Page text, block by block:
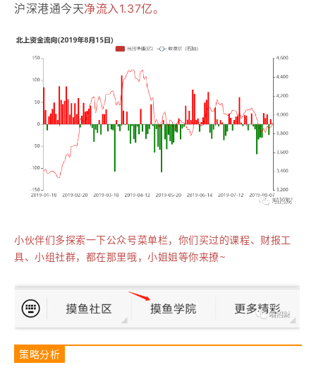
沪深港通今天净流入1.37亿。
小伙伴们多探索一下公众号菜单栏，你们买过的课程、财报工
具、小组社群，都在那里哦，小姐姐等你来撩~
策略分析